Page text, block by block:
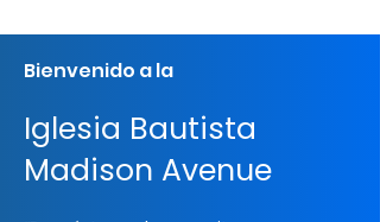
Bienvenido a la
Iglesia Bautista
Madison Avenue